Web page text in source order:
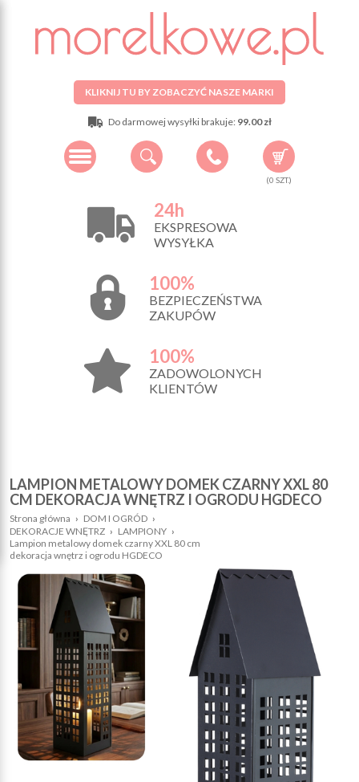
KLIKNIJ TU BY ZOBACZYĆ NASZE MARKI
Do darmowej wysyłki brakuje: 99.00 zł
(0 SZT.)
24h
EKSPRESOWA
WYSYŁKA
100%
BEZPIECZEŃSTWA
ZAKUPÓW
100%
ZADOWOLONYCH
KLIENTÓW
LAMPION METALOWY DOMEK CZARNY XXL 80
CM DEKORACJA WNĘTRZ I OGRODU HGDECO
Strona główna › DOM I OGRÓD ›
DEKORACJE WNĘTRZ › LAMPIONY ›
Lampion metalowy domek czarny XXL 80 cm
dekoracja wnętrz i ogrodu HGDECO